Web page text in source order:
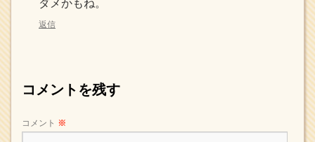
ダメかもね。
返信
コメントを残す
コメント ※